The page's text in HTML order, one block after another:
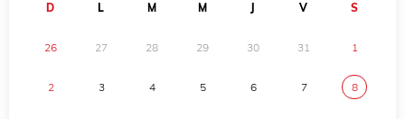
D L M M V S
26 27 28 29 30 31 1
2 3 4 5 6 7 8